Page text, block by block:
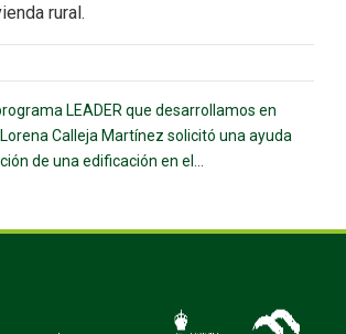
rural.
LEADER que desarrollamos en
Calleja Martínez solicitó una ayuda
de una edificación en el...